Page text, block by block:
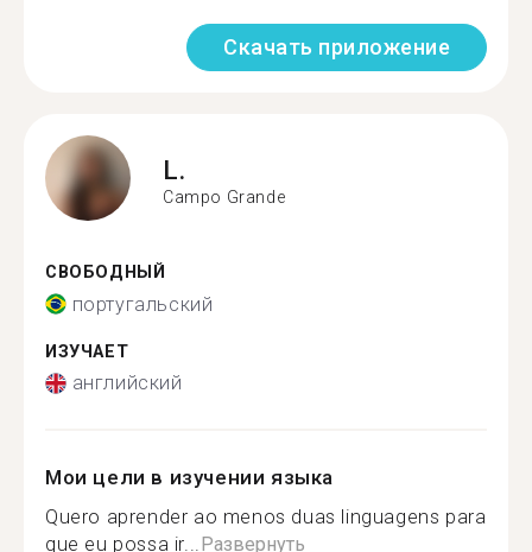
Скачать приложение
L.
Campo Grande
СВОБОДНЫЙ
португальский
ИЗУЧАЕТ
английский
Мои цели в изучении языка
Quero aprender ao menos duas linguagens para
que eu possa ir...Развернуть